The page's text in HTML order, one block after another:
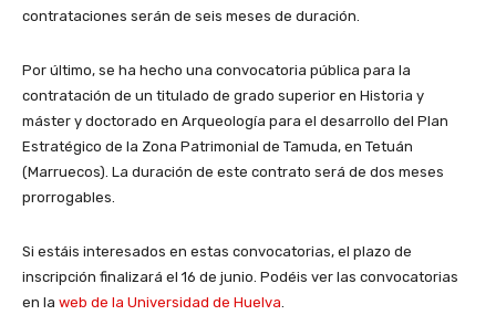
contrataciones serán de seis meses de duración.
Por último, se ha hecho una convocatoria pública para la
contratación de un titulado de grado superior en Historia y
máster y doctorado en Arqueología para el desarrollo del Plan
Estratégico de la Zona Patrimonial de Tamuda, en Tetuán
(Marruecos). La duración de este contrato será de dos meses
prorrogables.
Si estáis interesados en estas convocatorias, el plazo de
inscripción finalizará el 16 de junio. Podéis ver las convocatorias
en la web de la Universidad de Huelva